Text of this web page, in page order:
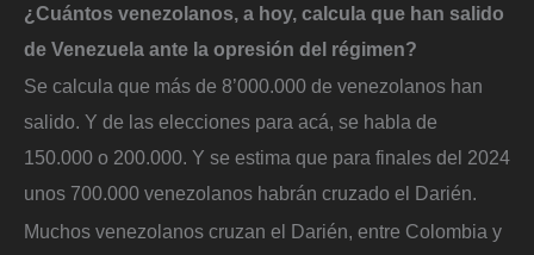
¿Cuántos venezolanos, a hoy, calcula que han salido
de Venezuela ante la opresión del régimen?
Se calcula que más de 8’000.000 de venezolanos han
salido. Y de las elecciones para acá, se habla de
150.000 o 200.000. Y se estima que para finales del 2024
unos 700.000 venezolanos habrán cruzado el Darién.
Muchos venezolanos cruzan el Darién, entre Colombia y